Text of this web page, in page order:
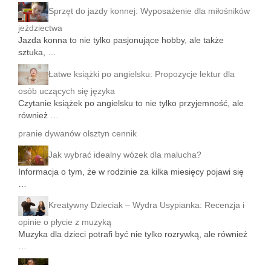
Sprzęt do jazdy konnej: Wyposażenie dla miłośników
jeździectwa
Jazda konna to nie tylko pasjonujące hobby, ale także
sztuka, …
Łatwe książki po angielsku: Propozycje lektur dla
osób uczących się języka
Czytanie książek po angielsku to nie tylko przyjemność, ale
również …
pranie dywanów olsztyn cennik
Jak wybrać idealny wózek dla malucha?
Informacja o tym, że w rodzinie za kilka miesięcy pojawi się
Kreatywny Dzieciak – Wydra Usypianka: Recenzja i
opinie o płycie z muzyką
Muzyka dla dzieci potrafi być nie tylko rozrywką, ale również